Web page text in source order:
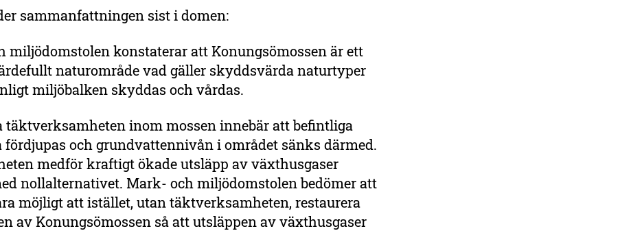
sammanfattningen sist i domen:
miljödomstolen konstaterar att Konungsömossen är ett
naturområde vad gäller skyddsvärda naturtyper
miljöbalken skyddas och vårdas.
täktverksamheten inom mossen innebär att befintliga
fördjupas och grundvattennivån i området sänks därmed.
medför kraftigt ökade utsläpp av växthusgaser
nollalternativet. Mark- och miljödomstolen bedömer att
möjligt att istället, utan täktverksamheten, restaurera
av Konungsömossen så att utsläppen av växthusgaser